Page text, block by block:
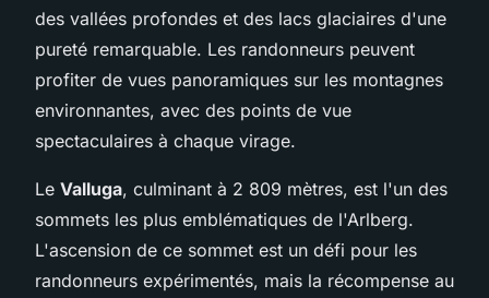
des vallées profondes et des lacs glaciaires d'une
pureté remarquable. Les randonneurs peuvent
profiter de vues panoramiques sur les montagnes
environnantes, avec des points de vue
spectaculaires à chaque virage.
Le Valluga, culminant à 2 809 mètres, est l'un des
sommets les plus emblématiques de l'Arlberg.
L'ascension de ce sommet est un défi pour les
randonneurs expérimentés, mais la récompense au